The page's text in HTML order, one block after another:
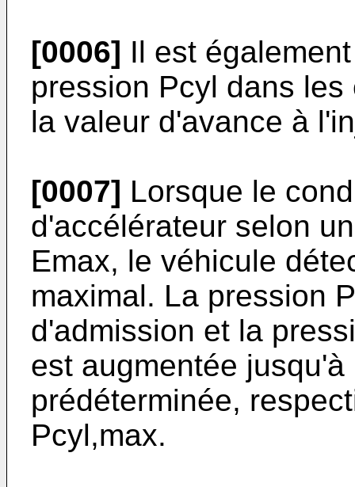
[0006] Il est
pression Pcyl dans
la valeur d'avance à
[0007] Lorsque le
d'accélérateur selon
Emax, le véhicule
maximal. La pression
d'admission et la
est augmentée
prédéterminée,
Pcyl,max.